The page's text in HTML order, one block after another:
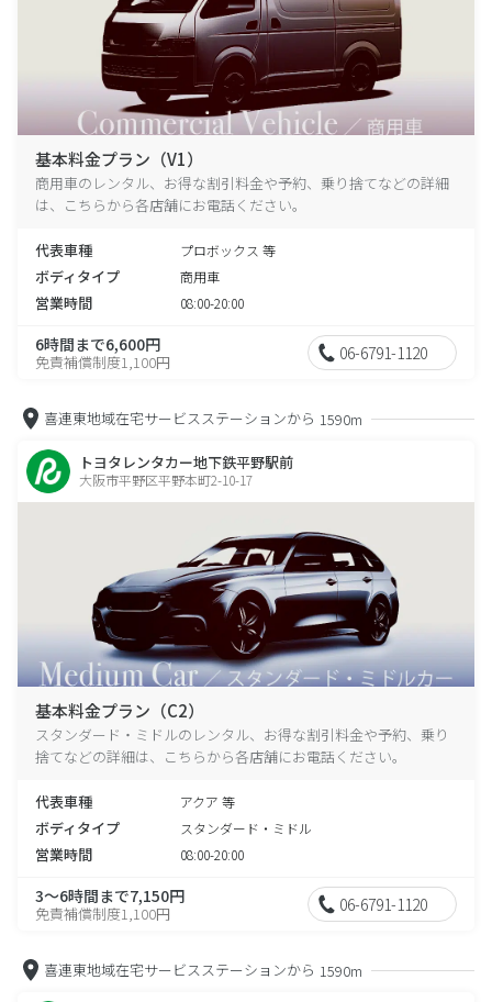
基本料金プラン（V1）
商用車のレンタル、お得な割引料金や予約、乗り捨てなどの詳細
は、こちらから各店舗にお電話ください。
代表車種 プロボックス 等
ボディタイプ 商用車
営業時間 08:00-20:00
6時間まで6,600円
免責補償制度1,100円 06-6791-1120
喜連東地域在宅サービスステーションから 1590m
トヨタレンタカー地下鉄平野駅前
大阪市平野区平野本町2-10-17
基本料金プラン（C2）
スタンダード・ミドルのレンタル、お得な割引料金や予約、乗り
捨てなどの詳細は、こちらから各店舗にお電話ください。
代表車種 アクア 等
ボディタイプ スタンダード・ミドル
営業時間 08:00-20:00
3～6時間まで7,150円
免責補償制度1,100円 06-6791-1120
喜連東地域在宅サービスステーションから 1590m